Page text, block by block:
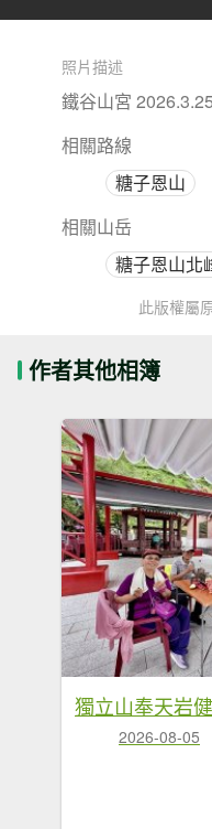
照片描述
鐵谷山宮 2026.3.25
相關路線
糖子恩山
相關山岳
糖子恩山北
此版權屬
作者其他相簿
2026-08-05